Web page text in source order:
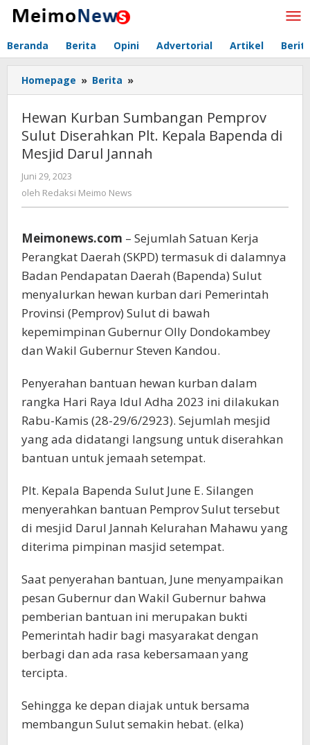
Lewati
Beranda Berita Opini Advertorial Artikel
Homepage » Berita »
Kurban
Sumbangan
Pemprov
Sulut
Diserahkan
di
Darul
Jannah
Hewan Kurban Sumbangan Pemprov
Sulut Diserahkan Plt. Kepala Bapenda di
Mesjid Darul Jannah
Juni 29, 2023
Redaksi
oleh Redaksi Meimo News
Meimonews.com – Sejumlah Satuan Kerja
Perangkat Daerah (SKPD) termasuk di dalamnya
Badan Pendapatan Daerah (Bapenda) Sulut
menyalurkan hewan kurban dari Pemerintah
Provinsi (Pemprov) Sulut di bawah
kepemimpinan Gubernur Olly Dondokambey
dan Wakil Gubernur Steven Kandou.
Penyerahan bantuan hewan kurban dalam
rangka Hari Raya Idul Adha 2023 ini dilakukan
Rabu-Kamis (28-29/6/2923). Sejumlah mesjid
yang ada didatangi langsung untuk diserahkan
bantuan untuk jemaah setempat.
Plt. Kepala Bapenda Sulut June E. Silangen
menyerahkan bantuan Pemprov Sulut tersebut
di mesjid Darul Jannah Kelurahan Mahawu yang
diterima pimpinan masjid setempat.
Saat penyerahan bantuan, June menyampaikan
pesan Gubernur dan Wakil Gubernur bahwa
pemberian bantuan ini merupakan bukti
Pemerintah hadir bagi masyarakat dengan
berbagi dan ada rasa kebersamaan yang
tercipta.
Sehingga ke depan diajak untuk bersama
membangun Sulut semakin hebat. (elka)